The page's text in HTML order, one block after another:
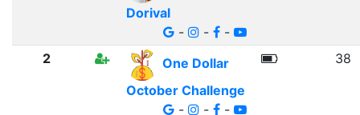
Dorival
-
- -
2
One Dollar
October Challenge
-
- -
38